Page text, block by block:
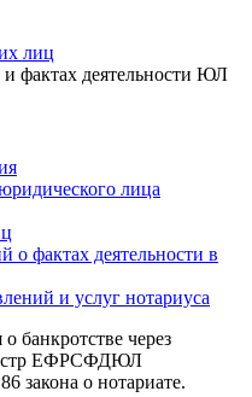
лиц
и фактах деятельности ЮЛ
лица
о фактах деятельности в
и услуг нотариуса
банкротстве через
ЕФРСФДЮЛ
закона о нотариате.